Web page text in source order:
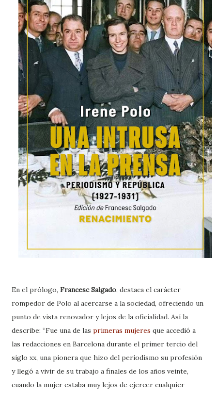
En el prólogo, Francesc Salgado, destaca el carácter
rompedor de Polo al acercarse a la sociedad, ofreciendo un
punto de vista renovador y lejos de la oficialidad. Así la
describe: “Fue una de las primeras mujeres que accedió a
las redacciones en Barcelona durante el primer tercio del
siglo xx, una pionera que hizo del periodismo su profesión
y llegó a vivir de su trabajo a finales de los años veinte,
cuando la mujer estaba muy lejos de ejercer cualquier